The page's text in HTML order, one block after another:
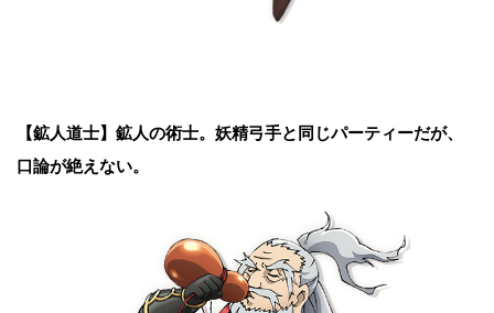
【鉱人道士】 鉱人の術士。妖精弓手と同じパーティーだが、
口論が絶えない。